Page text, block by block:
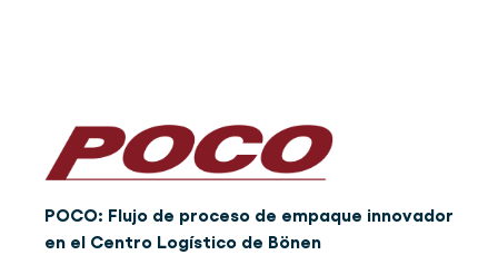
POCO: Flujo de proceso de empaque innovador
en el Centro Logístico de Bönen